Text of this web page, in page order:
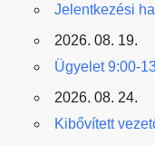
Jelentkezési
2026. 08. 19.
Ügyelet 9:00-
2026. 08. 24.
Kibővített